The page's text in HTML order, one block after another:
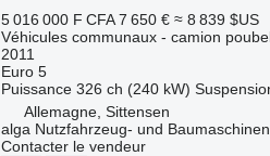
5 016 000 F CFA 7 650 € ≈ 8 839 $US
Véhicules communaux - camion
2011
Euro 5
Puissance 326 ch (240 kW)
Allemagne, Sittensen
alga Nutzfahrzeug- und
Contacter le vendeur